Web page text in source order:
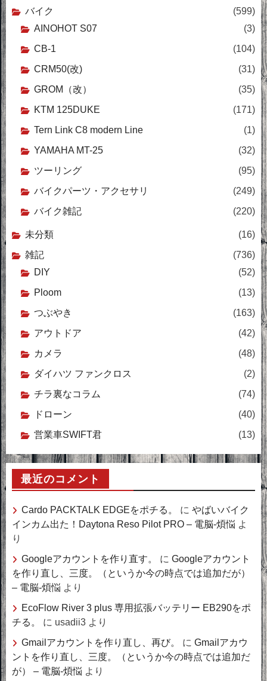
バイク
(599)
AINOHOT S07
(3)
CB-1
(104)
CRM50(改)
(31)
GROM（改）
(35)
KTM 125DUKE
(171)
Tern Link C8 modern Line
(1)
YAMAHA MT-25
(32)
ツーリング
(95)
バイクパーツ・アクセサリ
(249)
バイク雑記
(220)
未分類
(16)
雑記
(736)
DIY
(52)
Ploom
(13)
つぶやき
(163)
アウトドア
(42)
カメラ
(48)
ダイハツ ファンクロス
(2)
チラ裏なコラム
(74)
ドローン
(40)
営業車SWIFT君
(13)
最近のコメント
Cardo PACKTALK EDGEをポチる。 に やばいバイク
インカム出た！Daytona Reso Pilot PRO – 電脳-煩悩 よ
り
Googleアカウントを作り直す。
に Googleアカウント
を作り直し、三度。（というか今の時点では追加だが）
– 電脳-煩悩 より
EcoFlow River 3 plus 専用拡張バッテリー EB290をポ
チる。
に usadii3 より
Gmailアカウントを作り直し、再び。
に Gmailアカウ
ントを作り直し、三度。（というか今の時点では追加だ
が） – 電脳-煩悩 より